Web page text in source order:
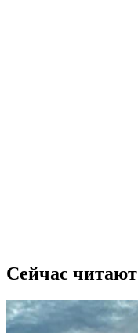
Сейчас читают